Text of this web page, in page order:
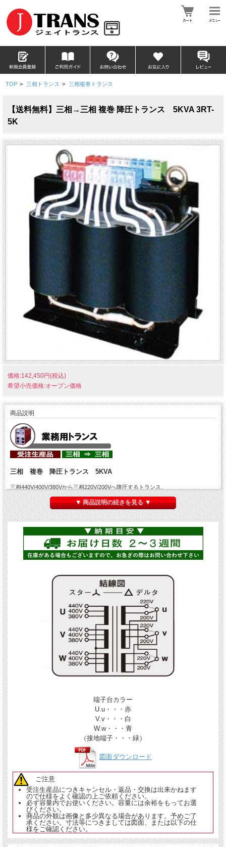
TOP > 三相トランス > 三相複巻トランス
【送料無料】三相→三相 複巻 降圧トランス 5KVA 3RT-
5K
価格:142,450円(税込)
希望小売価格:オープン価格
商品説明
三相 複巻 降圧トランス 5KVA
三相440V/400V/380Vから三相220V/200Vへ降圧するトランス。
三相で最も出荷されている製品です。こちらの商品の容量は5KVA（5000VA)
ケース無し・乾式 低圧用 絶縁B種（許容最高温度120℃）。
▼ 商品説明の続きを見る ▼
端子台カラー
U.u・・・赤
V.v・・・白
W.w・・・青
（接地端子・・・緑）
図面ダウンロード
ご注意
受注生産品につきキャンセル・返品・交換は出来かねます
ので仕様をよく確認の上ご依頼ください。
必ず容量内でお使いください。容量には余裕をもってお選
びください。
商品の外観は画像と多少異なる場合があります。予めご了
承ください。寸法等につきましては図面、または以下の仕
様をご確認ください。